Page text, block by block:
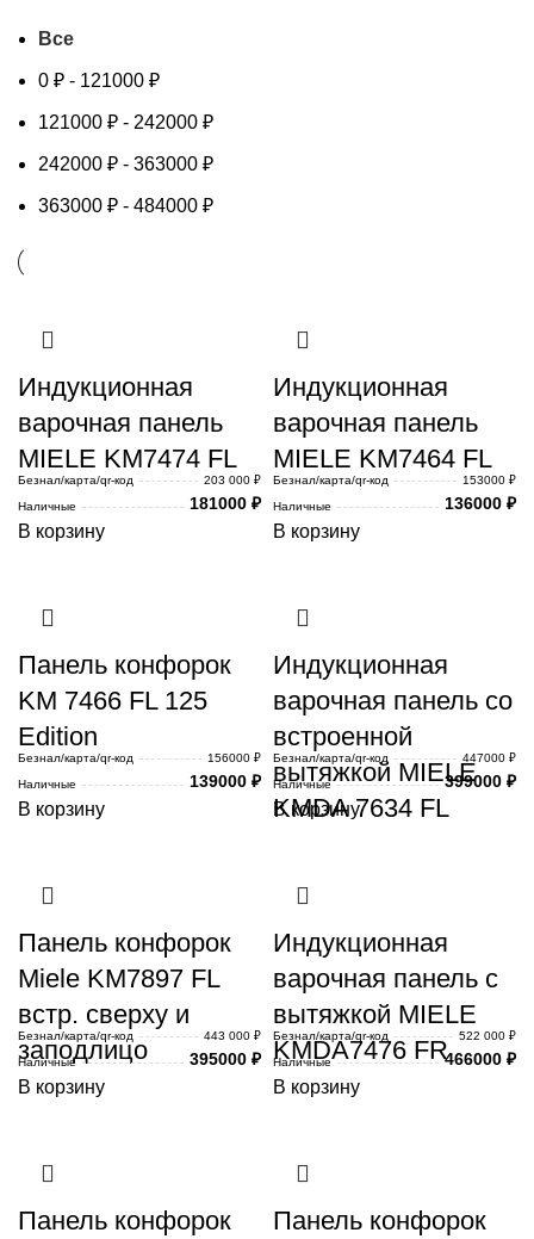
Все
0 ₽ - 121000 ₽
121000 ₽ - 242000 ₽
242000 ₽ - 363000 ₽
363000 ₽ - 484000 ₽
Индукционная
варочная панель
MIELE KM7474 FL
Безнал/карта/qr-код
203 000 ₽
Наличные
181000 ₽
В корзину
Индукционная
варочная панель
MIELE KM7464 FL
Безнал/карта/qr-код
153000 ₽
Наличные
136000 ₽
В корзину
Панель конфорок
KM 7466 FL 125
Edition
Безнал/карта/qr-код
156000 ₽
Наличные
139000 ₽
В корзину
Индукционная
варочная панель со
встроенной
вытяжкой MIELE
KMDA 7634 FL
Безнал/карта/qr-код
447000 ₽
Наличные
399000 ₽
В корзину
Панель конфорок
Miele KM7897 FL
встр. сверху и
заподлицо
Безнал/карта/qr-код
443 000 ₽
Наличные
395000 ₽
В корзину
Индукционная
варочная панель с
вытяжкой MIELE
KMDA7476 FR
Безнал/карта/qr-код
522 000 ₽
Наличные
466000 ₽
В корзину
Панель конфорок Панель конфорок